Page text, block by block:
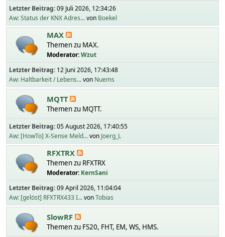
Letzter Beitrag:09 Juli 2026, 12:34:26
Aw: Status der KNX Adres...von Boekel
MAX
Themen zu MAX.
Moderator:Wzut
Letzter Beitrag: 12 Juni 2026, 17:43:48
Aw: Haltbarkeit / Lebens...von Nuems
MQTT
Themen zu MQTT.
Letzter Beitrag:05 August 2026, 17:40:55
Aw: [HowTo] X-Sense Meld...von Joerg_L
RFXTRX
Themen zu RFXTRX
Moderator: KernSani
Letzter Beitrag:09 April 2026, 11:04:04
Aw: [gelöst] RFXTRX433 I...vonTobias
SlowRF
Themen zu FS20, FHT, EM, WS, HMS.